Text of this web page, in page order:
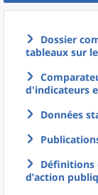
Dossier
tableaux sur
d'indicateurs
Données
Définitions
d’action